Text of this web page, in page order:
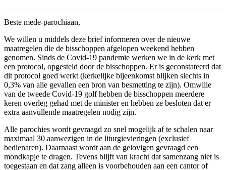
Beste mede-parochiaan,
We willen u middels deze brief informeren over de nieuwe
maatregelen die de bisschoppen afgelopen weekend hebben
genomen. Sinds de Covid-19 pandemie werken we in de kerk met
een protocol, opgesteld door de bisschoppen. Er is geconstateerd dat
dit protocol goed werkt (kerkelijke bijeenkomst blijken slechts in
0,3% van alle gevallen een bron van besmetting te zijn). Omwille
van de tweede Covid-19 golf hebben de bisschoppen meerdere
keren overleg gehad met de minister en hebben ze besloten dat er
extra aanvullende maatregelen nodig zijn.
Alle parochies wordt gevraagd zo snel mogelijk af te schalen naar
maximaal 30 aanwezigen in de liturgievieringen (exclusief
bedienaren). Daarnaast wordt aan de gelovigen gevraagd een
mondkapje te dragen. Tevens blijft van kracht dat samenzang niet is
toegestaan en dat zang alleen is voorbehouden aan een cantor of